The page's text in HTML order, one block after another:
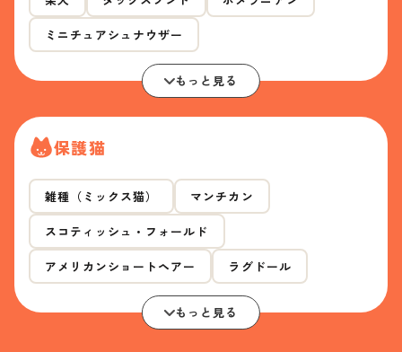
ミニチュアシュナウザー
もっと見る
保護猫
雑種（ミックス猫） マンチカン
スコティッシュ・フォールド
アメリカンショートヘアー ラグドール
もっと見る